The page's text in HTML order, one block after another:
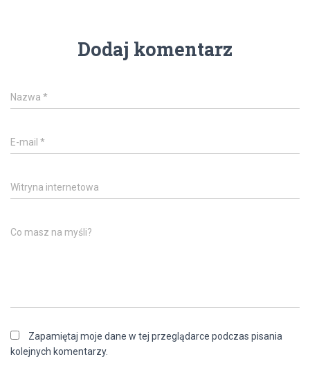
Dodaj komentarz
Nazwa *
E-mail *
Witryna internetowa
Co masz na myśli?
Zapamiętaj moje dane w tej przeglądarce podczas pisania
kolejnych komentarzy.